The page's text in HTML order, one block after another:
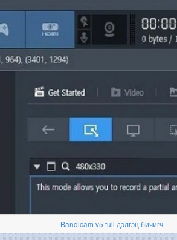
Bandicam v5 full дэлгэц бичигч